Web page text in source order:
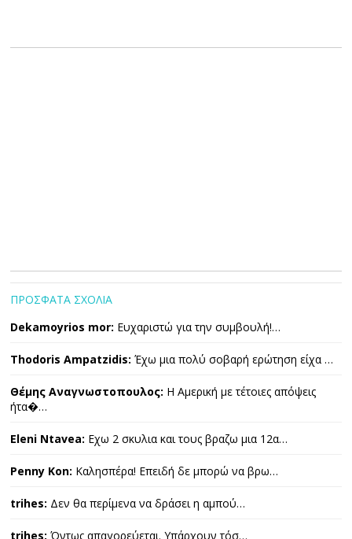
ΠΡΟΣΦΑΤΑ ΣΧΟΛΙΑ
Dekamoyrios mor: Ευχαριστώ για την συμβουλή!…
Thodoris Ampatzidis: Έχω μια πολύ σοβαρή ερώτηση είχα …
Θέμης Αναγνωστοπουλος: Η Αμερική με τέτοιες απόψεις
ήτα�…
Eleni Ntavea: Εχω 2 σκυλια και τους βραζω μια 12α…
Penny Kon: Καλησπέρα! Επειδή δε μπορώ να βρω…
trihes: Δεν θα περίμενα να δράσει η αμπού…
trihes: Όντως απαγορεύεται. Υπάρχουν τόσ…